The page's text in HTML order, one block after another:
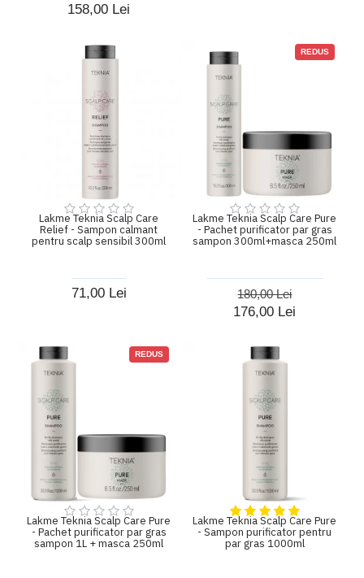
158,00 Lei
Lakme Teknia Scalp Care
Relief - Sampon calmant
pentru scalp sensibil 300ml
71,00 Lei
REDUS
Lakme Teknia Scalp Care Pure
- Pachet purificator par gras
sampon 300ml+masca 250ml
176,00 Lei
180,00 Lei
REDUS
Lakme Teknia Scalp Care Pure
- Pachet purificator par gras
sampon 1L + masca 250ml
Lakme Teknia Scalp Care Pure
- Sampon purificator pentru
par gras 1000ml